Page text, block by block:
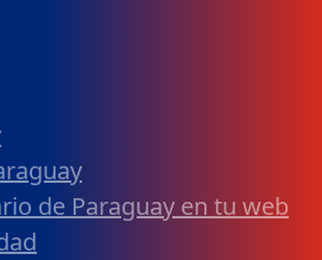
de Paraguay en tu web